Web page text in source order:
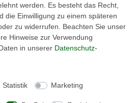
werden. Es besteht das Recht,
die Einwilligung zu einem späteren
zu widerrufen. Beachten Sie unser
Hinweise zur Verwendung
in unserer Daten­schutz­
Statistik Marketing